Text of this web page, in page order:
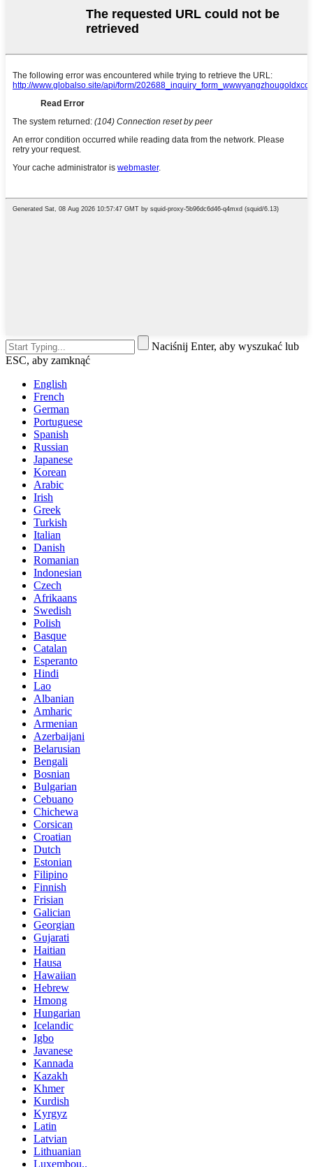
Naciśnij Enter, aby wyszukać lub
ESC, aby zamknąć
English
French
German
Portuguese
Spanish
Russian
Japanese
Korean
Arabic
Irish
Greek
Turkish
Italian
Danish
Romanian
Indonesian
Czech
Afrikaans
Swedish
Polish
Basque
Catalan
Esperanto
Hindi
Lao
Albanian
Amharic
Armenian
Azerbaijani
Belarusian
Bengali
Bosnian
Bulgarian
Cebuano
Chichewa
Corsican
Croatian
Dutch
Estonian
Filipino
Finnish
Frisian
Galician
Georgian
Gujarati
Haitian
Hausa
Hawaiian
Hebrew
Hmong
Hungarian
Icelandic
Igbo
Javanese
Kannada
Kazakh
Khmer
Kurdish
Kyrgyz
Latin
Latvian
Lithuanian
Luxembou..